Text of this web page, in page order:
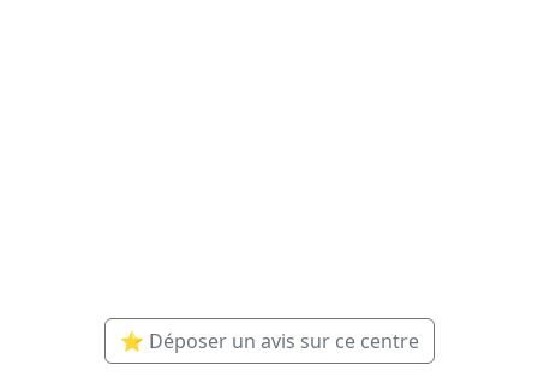
⭐ Déposer un avis sur ce centre